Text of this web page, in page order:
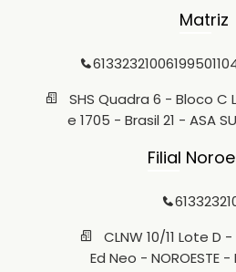
Matriz
6133232100
SHS Quadra 6 - Bloco C
e 1705 - Brasil 21 - ASA
Filial
CLNW 10/11 Lote D
Ed Neo - NOROESTE -